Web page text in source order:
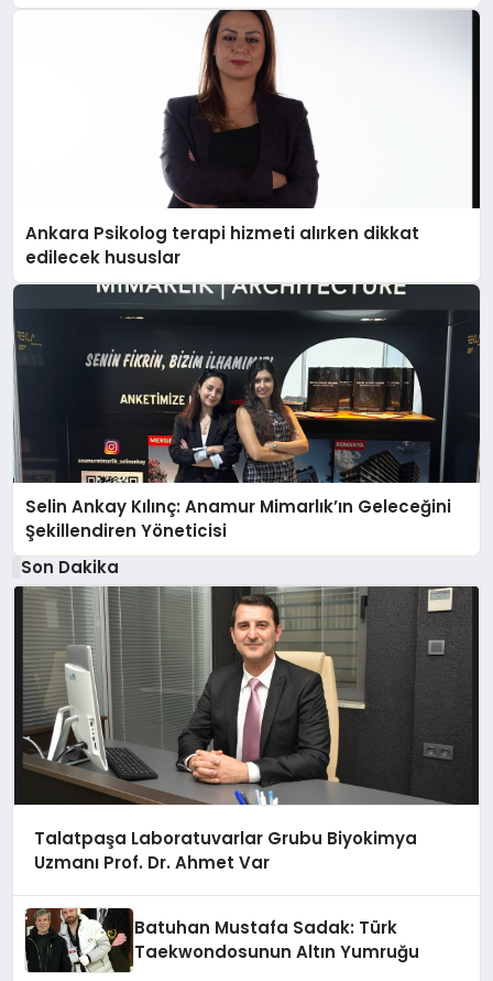
Ankara Psikolog terapi hizmeti alırken dikkat
edilecek hususlar
Selin Ankay Kılınç: Anamur Mimarlık’ın Geleceğini
Şekillendiren Yöneticisi
Son Dakika
Talatpaşa Laboratuvarlar Grubu Biyokimya
Uzmanı Prof. Dr. Ahmet Var
Batuhan Mustafa Sadak: Türk
Taekwondosunun Altın Yumruğu